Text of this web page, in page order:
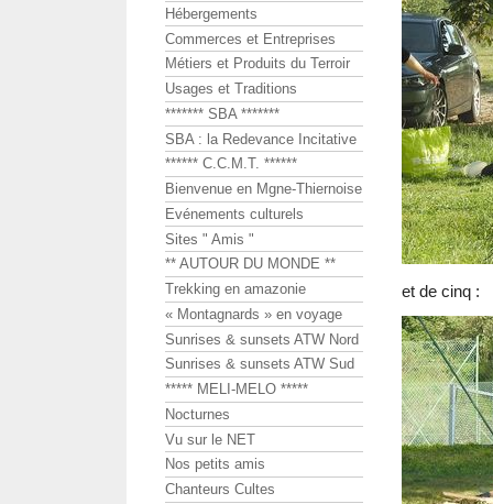
et de cinq :
Hébergements
Commerces et Entreprises
Métiers et Produits du Terroir
Usages et Traditions
******* SBA *******
SBA : la Redevance Incitative
****** C.C.M.T. ******
Bienvenue en Mgne-Thiernoise
Evénements culturels
Sites " Amis "
** AUTOUR DU MONDE **
Trekking en amazonie
« Montagnards » en voyage
Sunrises & sunsets ATW Nord
Sunrises & sunsets ATW Sud
***** MELI-MELO *****
Nocturnes
Vu sur le NET
Nos petits amis
Chanteurs Cultes